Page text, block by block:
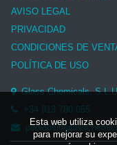
AVISO LEGAL
PRIVACIDAD
CONDICIONES DE
POLÍTICA DE USO
Glass Chemicals,
+34 913 780 055
Esta web utiliza
para mejorar su